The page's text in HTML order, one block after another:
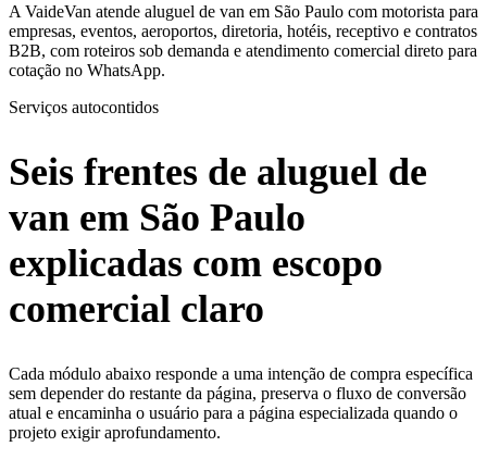
A VaideVan atende aluguel de van em São Paulo com motorista para
empresas, eventos, aeroportos, diretoria, hotéis, receptivo e contratos
B2B, com roteiros sob demanda e atendimento comercial direto para
cotação no WhatsApp.
Serviços autocontidos
Seis frentes de aluguel de
van em São Paulo
explicadas com escopo
comercial claro
Cada módulo abaixo responde a uma intenção de compra específica
sem depender do restante da página, preserva o fluxo de conversão
atual e encaminha o usuário para a página especializada quando o
projeto exigir aprofundamento.